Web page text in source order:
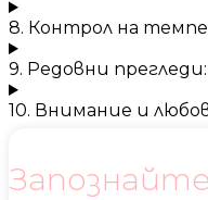
8. Контрол на
9. Редовни прегледи:
10. Внимание и